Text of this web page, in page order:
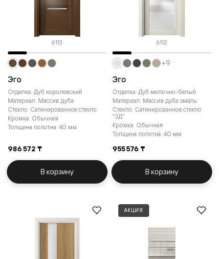
6113
Эго
Отделка: Дуб королевский
Материал: Массив дуба
Стекло: Сатинированное стекло
Кромка: Обычная
Толщина полотна: 40 мм
986 572 ₸
В корзину
6112
Эго
Отделка: Дуб молочно-белый
Материал: Массив дуба эмаль
Стекло: Сатинированное стекло
"3Д"
Кромка: Обычная
Толщина полотна: 40 мм
955 576 ₸
+9
В корзину
АКЦИЯ